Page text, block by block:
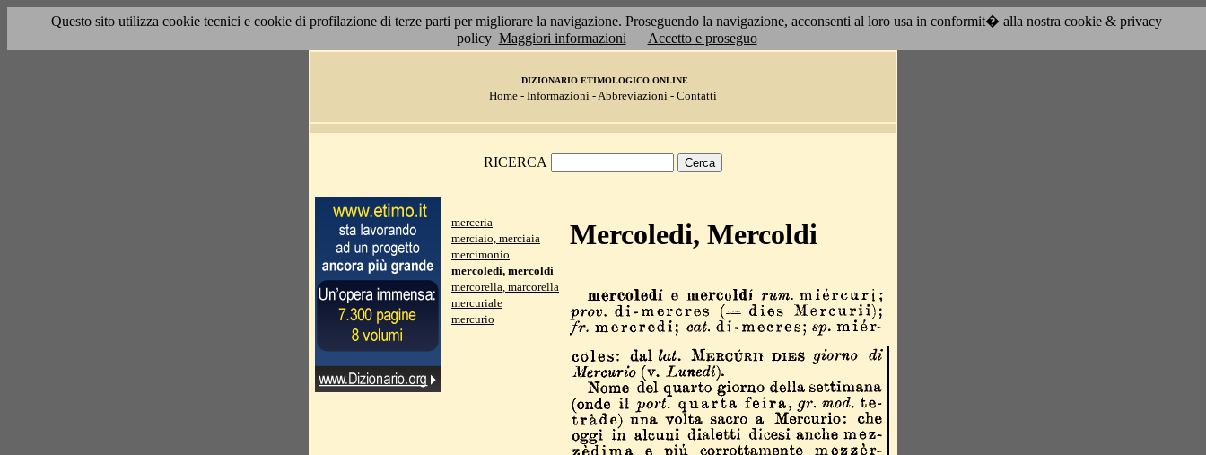
Questo sito utilizza cookie tecnici e cookie di profilazione di terze parti per migliorare la navigazione. Proseguendo la navigazione, acconsenti al loro usa in conformit� alla nostra cookie & privacy
policy Maggiori informazioni Accetto e proseguo
DIZIONARIO ETIMOLOGICO ONLINE
Home - Informazioni -Abbreviazioni - Contatti
RICERCA
merceria
merciaio, merciaia
mercimonio
mercoledi, mercoldi
mercorella, marcorella
mercuriale
mercurio
Mercoledi, Mercoldi